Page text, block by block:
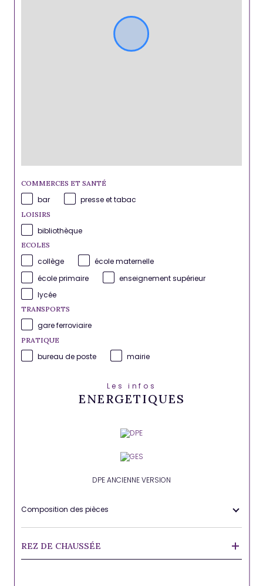
COMMERCES ET SANTÉ
bar presse et tabac
LOISIRS
bibliothèque
ECOLES
collège
école maternelle
école primaire
enseignement supérieur
lycée
TRANSPORTS
gare ferroviaire
PRATIQUE
bureau de poste mairie
Les infos
ENERGETIQUES
DPE ANCIENNE VERSION
Composition des pièces
REZ DE CHAUSSÉE